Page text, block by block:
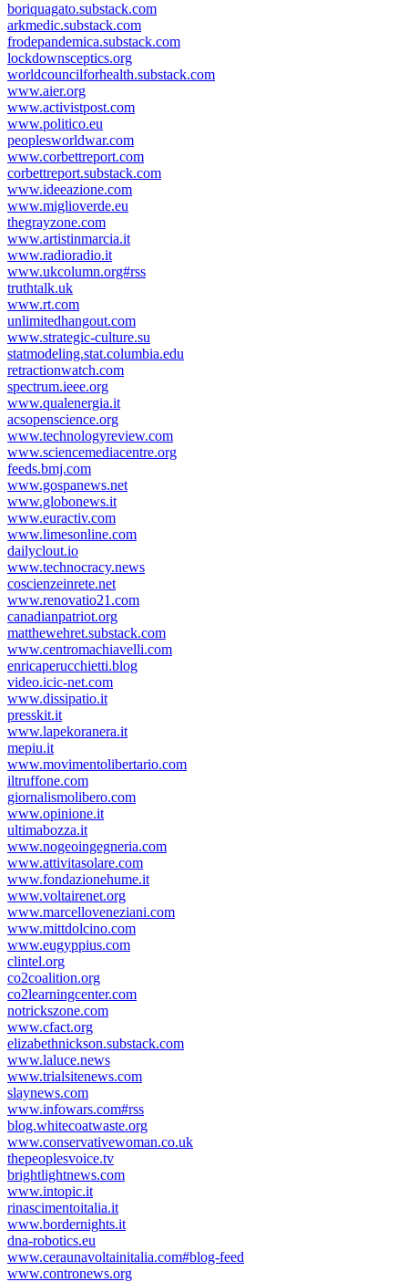
boriquagato.substack.com
arkmedic.substack.com
frodepandemica.substack.com
lockdownsceptics.org
worldcouncilforhealth.substack.com
www.aier.org
www.activistpost.com
www.politico.eu
peoplesworldwar.com
www.corbettreport.com
corbettreport.substack.com
www.ideeazione.com
www.miglioverde.eu
thegrayzone.com
www.artistinmarcia.it
www.radioradio.it
www.ukcolumn.org#rss
truthtalk.uk
www.rt.com
unlimitedhangout.com
www.strategic-culture.su
statmodeling.stat.columbia.edu
retractionwatch.com
spectrum.ieee.org
www.qualenergia.it
acsopenscience.org
www.technologyreview.com
www.sciencemediacentre.org
feeds.bmj.com
www.gospanews.net
www.globonews.it
www.euractiv.com
www.limesonline.com
dailyclout.io
www.technocracy.news
coscienzeinrete.net
www.renovatio21.com
canadianpatriot.org
matthewehret.substack.com
www.centromachiavelli.com
enricaperucchietti.blog
video.icic-net.com
www.dissipatio.it
presskit.it
www.lapekoranera.it
mepiu.it
www.movimentolibertario.com
iltruffone.com
giornalismolibero.com
www.opinione.it
ultimabozza.it
www.nogeoingegneria.com
www.attivitasolare.com
www.fondazionehume.it
www.voltairenet.org
www.marcelloveneziani.com
www.mittdolcino.com
www.eugyppius.com
clintel.org
co2coalition.org
co2learningcenter.com
notrickszone.com
www.cfact.org
elizabethnickson.substack.com
www.laluce.news
www.trialsitenews.com
slaynews.com
www.infowars.com#rss
blog.whitecoatwaste.org
www.conservativewoman.co.uk
thepeoplesvoice.tv
brightlightnews.com
www.intopic.it
rinascimentoitalia.it
www.bordernights.it
dna-robotics.eu
www.ceraunavoltainitalia.com#blog-feed
www.contronews.org